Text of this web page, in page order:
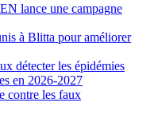
lance une campagne
à Blitta pour améliorer
détecter les épidémies
en 2026-2027
contre les faux